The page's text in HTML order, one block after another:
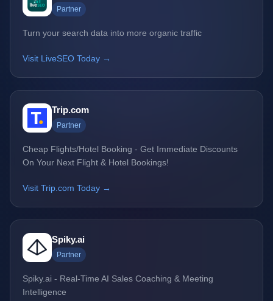
Partner
Turn your search data into more organic traffic
Visit LiveSEO Today →
Trip.com
Partner
Cheap Flights/Hotel Booking - Get Immediate Discounts
On Your Next Flight & Hotel Bookings!
Visit Trip.com Today →
Spiky.ai
Partner
Spiky.ai - Real-Time AI Sales Coaching & Meeting
Intelligence